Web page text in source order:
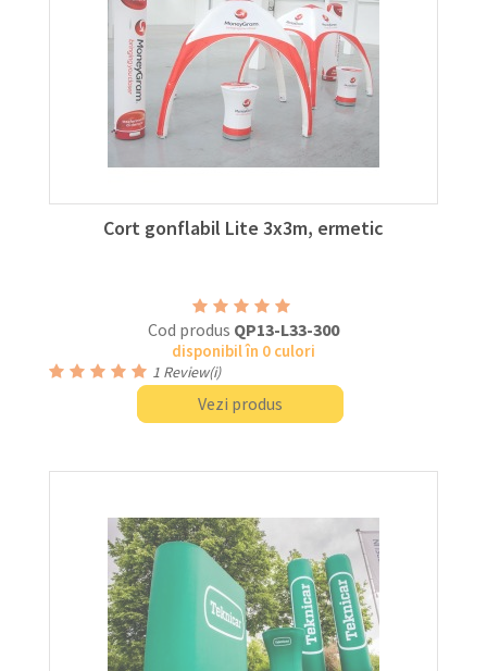
Cort gonflabil Lite 3x3m, ermetic
Cod produs QP13-L33-300
disponibil în 0 culori
1 Review(i)
Vezi produs